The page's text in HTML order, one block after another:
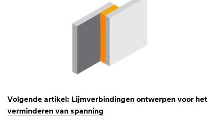
Volgende artikel: Lijmverbindingen ontwerpen voor het
verminderen van spanning